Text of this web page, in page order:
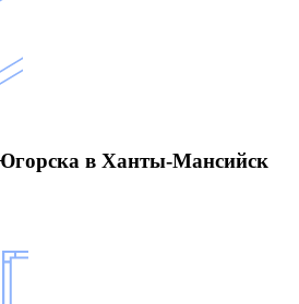
в Ханты-Мансийск